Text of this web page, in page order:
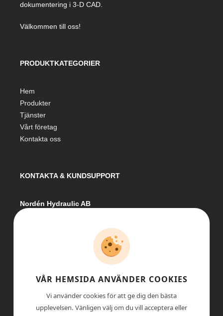
dokumentering i 3-D CAD.
Välkommen till oss!
PRODUKTKATEGORIER
Hem
Produkter
Tjänster
Vårt företag
Kontakta oss
KONTAKTA & KUNDSUPPORT
Nordén Hydraulic AB
info@nordenhydraulic.se
Org-nr: 556531-8424
VÅR HEMSIDA ANVÄNDER COOKIES
Vi använder cookies för att ge dig den bästa
upplevelsen. Vänligen välj om du vill acceptera eller